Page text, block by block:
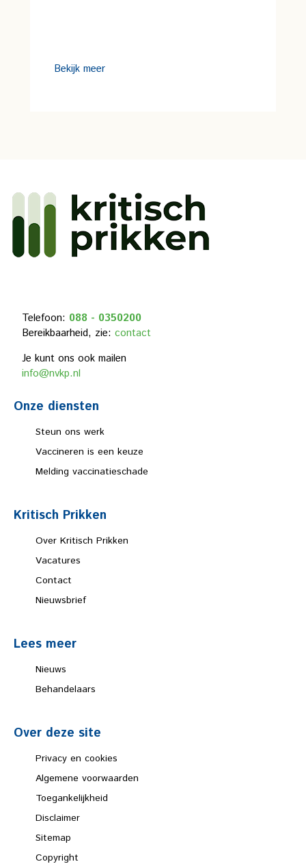
Bekijk meer
Telefoon: 088 - 0350200
Bereikbaarheid, zie: contact
Je kunt ons ook mailen
info@nvkp.nl
Onze diensten
Steun ons werk
Vaccineren is een keuze
Melding vaccinatieschade
Kritisch Prikken
Over Kritisch Prikken
Vacatures
Contact
Nieuwsbrief
Lees meer
Nieuws
Behandelaars
Over deze site
Privacy en cookies
Algemene voorwaarden
Toegankelijkheid
Disclaimer
Sitemap
Copyright